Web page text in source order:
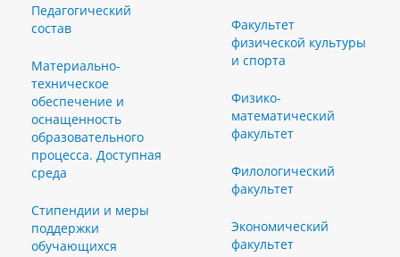
Педагогический
состав
Материально-
техническое
обеспечение и
оснащенность
образовательного
процесса. Доступная
среда
Стипендии и меры
поддержки
обучающихся
Факультет
физической культуры
и спорта
Физико-
математический
факультет
Филологический
факультет
Экономический
факультет